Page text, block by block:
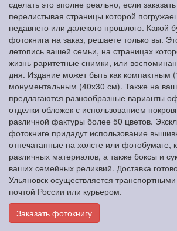
сделать это вполне реально, если
перелистывая страницы которой
недавнего или далекого прошлого. Какой
фотокнига на заказ, решаете только вы.
летопись вашей семьи, на страницах
жизнь раритетные снимки, или
дня. Издание может быть как компактным
монументальным (40х30 см). Также на
предлагаются разнообразные варианты
отделки обложек с использованием
различной фактуры более 50 цветов.
фотокниге придадут использование
отпечатанные на холсте или фотобумаге,
различных материалов, а также боксы и
ваших семейных реликвий. Доставка
Ульяновск осуществляется
почтой России или курьером.
Заказать фотокнигу